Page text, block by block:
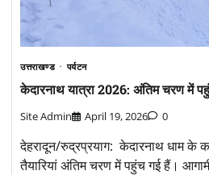
उत्तराखण्ड पर्यटन
केदारनाथ यात्रा 2026: अंतिम चरण में
Site Admin April 19, 2026 0
देहरादून/रुद्रप्रयाग: केदारनाथ धाम के
तैयारियां अंतिम चरण में पहुंच गई हैं।